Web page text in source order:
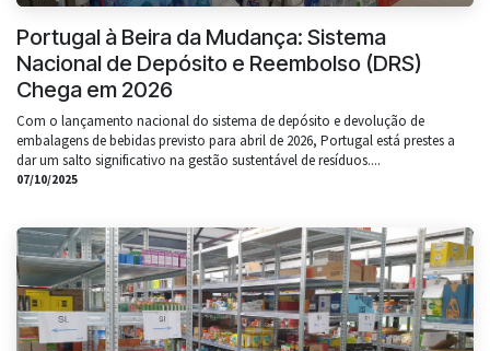
Portugal à Beira da Mudança: Sistema
Nacional de Depósito e Reembolso (DRS)
Chega em 2026
Com o lançamento nacional do sistema de depósito e devolução de
embalagens de bebidas previsto para abril de 2026, Portugal está prestes a
dar um salto significativo na gestão sustentável de resíduos....
07/10/2025